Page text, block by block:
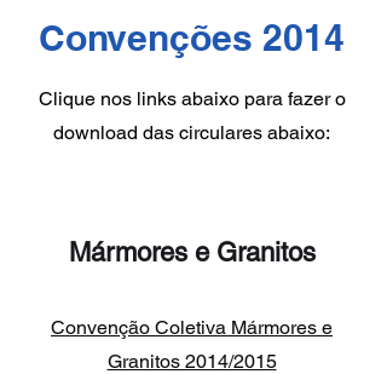
Convenções 2014
Clique nos links abaixo para fazer o
download das circulares abaixo:
Mármores e Granitos
Convenção Coletiva Mármores e
Granitos 2014/2015